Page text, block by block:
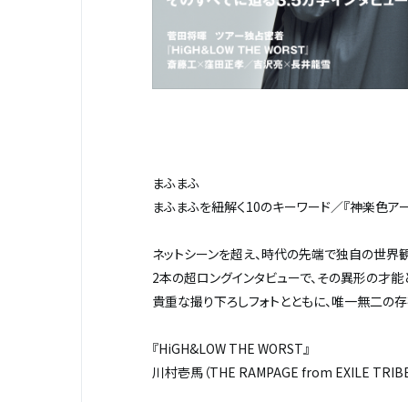
まふまふ
まふまふを紐解く10のキーワード／『神楽色ア
ネットシーンを超え、時代の先端で独自の世界
2本の超ロングインタビューで、その異形の才能
貴重な撮り下ろしフォトとともに、唯一無二の
『HiGH&LOW THE WORST』
川村壱馬（THE RAMPAGE from EXILE